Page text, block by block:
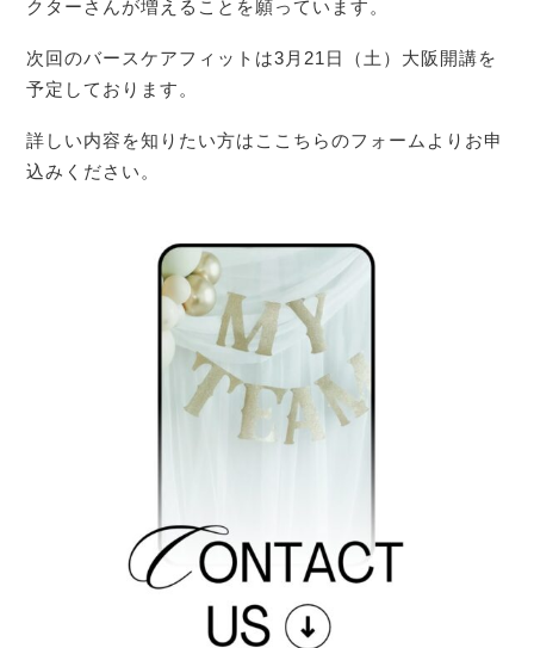
クターさんが増えることを願っています。
次回のバースケアフィットは3月21日（土）大阪開講を
予定しております。
詳しい内容を知りたい方はここちらのフォームよりお申
込みください。